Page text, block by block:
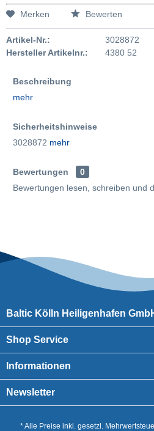
Merken Bewerten
Artikel-Nr.:
3028872
Hersteller Artikelnr.:
4380 52
Beschreibung
mehr
Sicherheitshinweise
3028872 mehr
Bewertungen
0
Bewertungen lesen, schreiben und
Baltic Kölln Heiligenhafen
Shop Service
Informationen
Newsletter
* Alle Preise inkl. gesetzl.